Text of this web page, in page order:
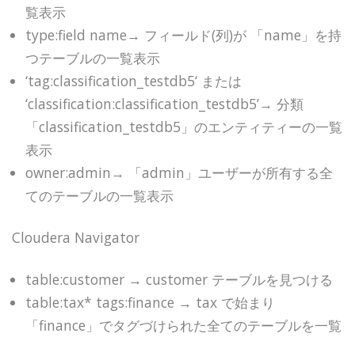
覧表示
type:field name→ フィールド(列)が 「name」を持
つテーブルの一覧表示
‘tag:classification_testdb5‘ または
‘classification:classification_testdb5’→ 分類
「classification_testdb5」のエンティティーの一覧
表示
owner:admin→ 「admin」ユーザーが所有する全
てのテーブルの一覧表示
Cloudera Navigator
table:customer → customer テーブルを見つける
table:tax* tags:finance → tax で始まり
「finance」でタグづけられた全てのテーブルを一覧